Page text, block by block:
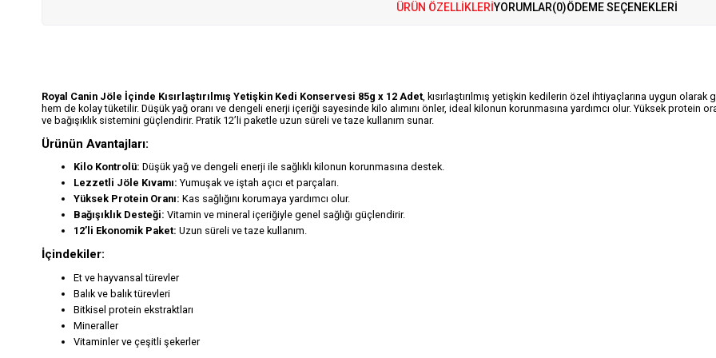
ÜRÜN ÖZELLIKLERIYORUMLAR(0)ÖDEME SEÇENEKLERI
Royal Canin Jöle İçinde Kısırlaştırılmış Yetişkin Kedi Konservesi 85g x 12 Adet , kısırlaştırılmış yetişkin kedilerin özel ihtiyaçlarına uygun
hem de kolay tüketilir. Düşük yağ oranı ve dengeli enerji içeriği sayesinde kilo alımını önler, ideal kilonun korunmasına yardımcı olur. Yüksek protein
ve bağışıklık sistemini güçlendirir. Pratik 12’li paketle uzun süreli ve taze kullanım sunar.
Ürünün Avantajları:
Kilo Kontrolü: Düşük yağ ve dengeli enerji ile sağlıklı kilonun korunmasına destek.
Lezzetli Jöle Kıvamı: Yumuşak ve iştah açıcı et parçaları.
Yüksek Protein Oranı: Kas sağlığını korumaya yardımcı olur.
Bağışıklık Desteği: Vitamin ve mineral içeriğiyle genel sağlığı güçlendirir.
12’li Ekonomik Paket: Uzun süreli ve taze kullanım.
İçindekiler:
Et ve hayvansal türevler
Balık ve balık türevleri
Bitkisel protein ekstraktları
Mineraller
Vitaminler ve çeşitli şekerler